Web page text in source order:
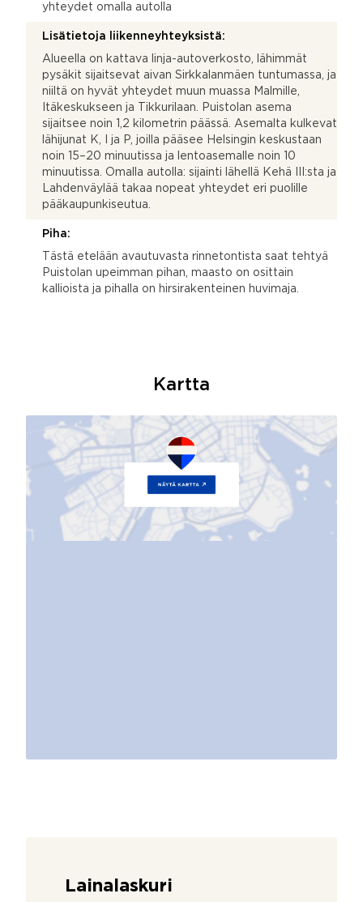
yhteydet omalla autolla
Lisätietoja liikenneyhteyksistä:
Alueella on kattava linja-autoverkosto, lähimmät
pysäkit sijaitsevat aivan Sirkkalanmäen tuntumassa, ja
niiltä on hyvät yhteydet muun muassa Malmille,
Itäkeskukseen ja Tikkurilaan. Puistolan asema
sijaitsee noin 1,2 kilometrin päässä. Asemalta kulkevat
lähijunat K, I ja P, joilla pääsee Helsingin keskustaan
noin 15–20 minuutissa ja lentoasemalle noin 10
minuutissa. Omalla autolla: sijainti lähellä Kehä III:sta ja
Lahdenväylää takaa nopeat yhteydet eri puolille
pääkaupunkiseutua.
Piha:
Tästä etelään avautuvasta rinnetontista saat tehtyä
Puistolan upeimman pihan, maasto on osittain
kallioista ja pihalla on hirsirakenteinen huvimaja.
Kartta
Lainalaskuri